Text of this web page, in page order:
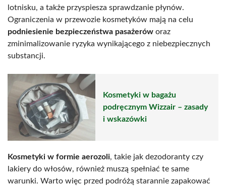
lotnisku, a także przyspiesza sprawdzanie płynów.
Ograniczenia w przewozie kosmetyków mają na celu
podniesienie bezpieczeństwa pasażerów oraz
zminimalizowanie ryzyka wynikającego z niebezpiecznych
substancji.
Kosmetyki w bagażu
podręcznym Wizzair – zasady
i wskazówki
Kosmetyki w formie aerozoli, takie jak dezodoranty czy
lakiery do włosów, również muszą spełniać te same
warunki. Warto więc przed podróżą starannie zapakować